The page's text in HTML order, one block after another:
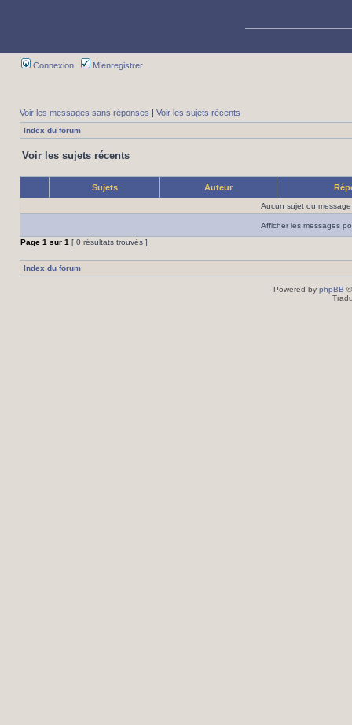
Connexion M’enregistrer
Voir les messages sans réponses | Voir les sujets récents
Index du forum
Voir les sujets récents
Sujets Auteur
Aucun sujet ou
Afficher les messages
Page 1 sur 1 [ 0 résultats trouvés ]
Index du forum
Powered by phpBB